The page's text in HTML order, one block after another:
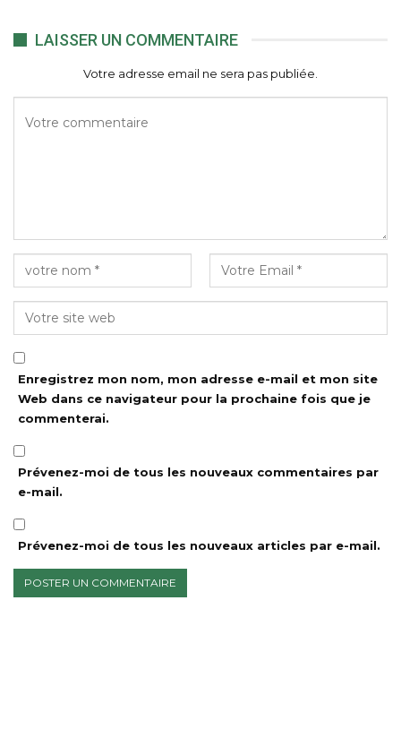
LAISSER UN COMMENTAIRE
Votre adresse email ne sera pas publiée.
Enregistrez mon nom, mon adresse e-mail et mon site
Web dans ce navigateur pour la prochaine fois que je
commenterai.
Prévenez-moi de tous les nouveaux commentaires par
e-mail.
Prévenez-moi de tous les nouveaux articles par e-mail.